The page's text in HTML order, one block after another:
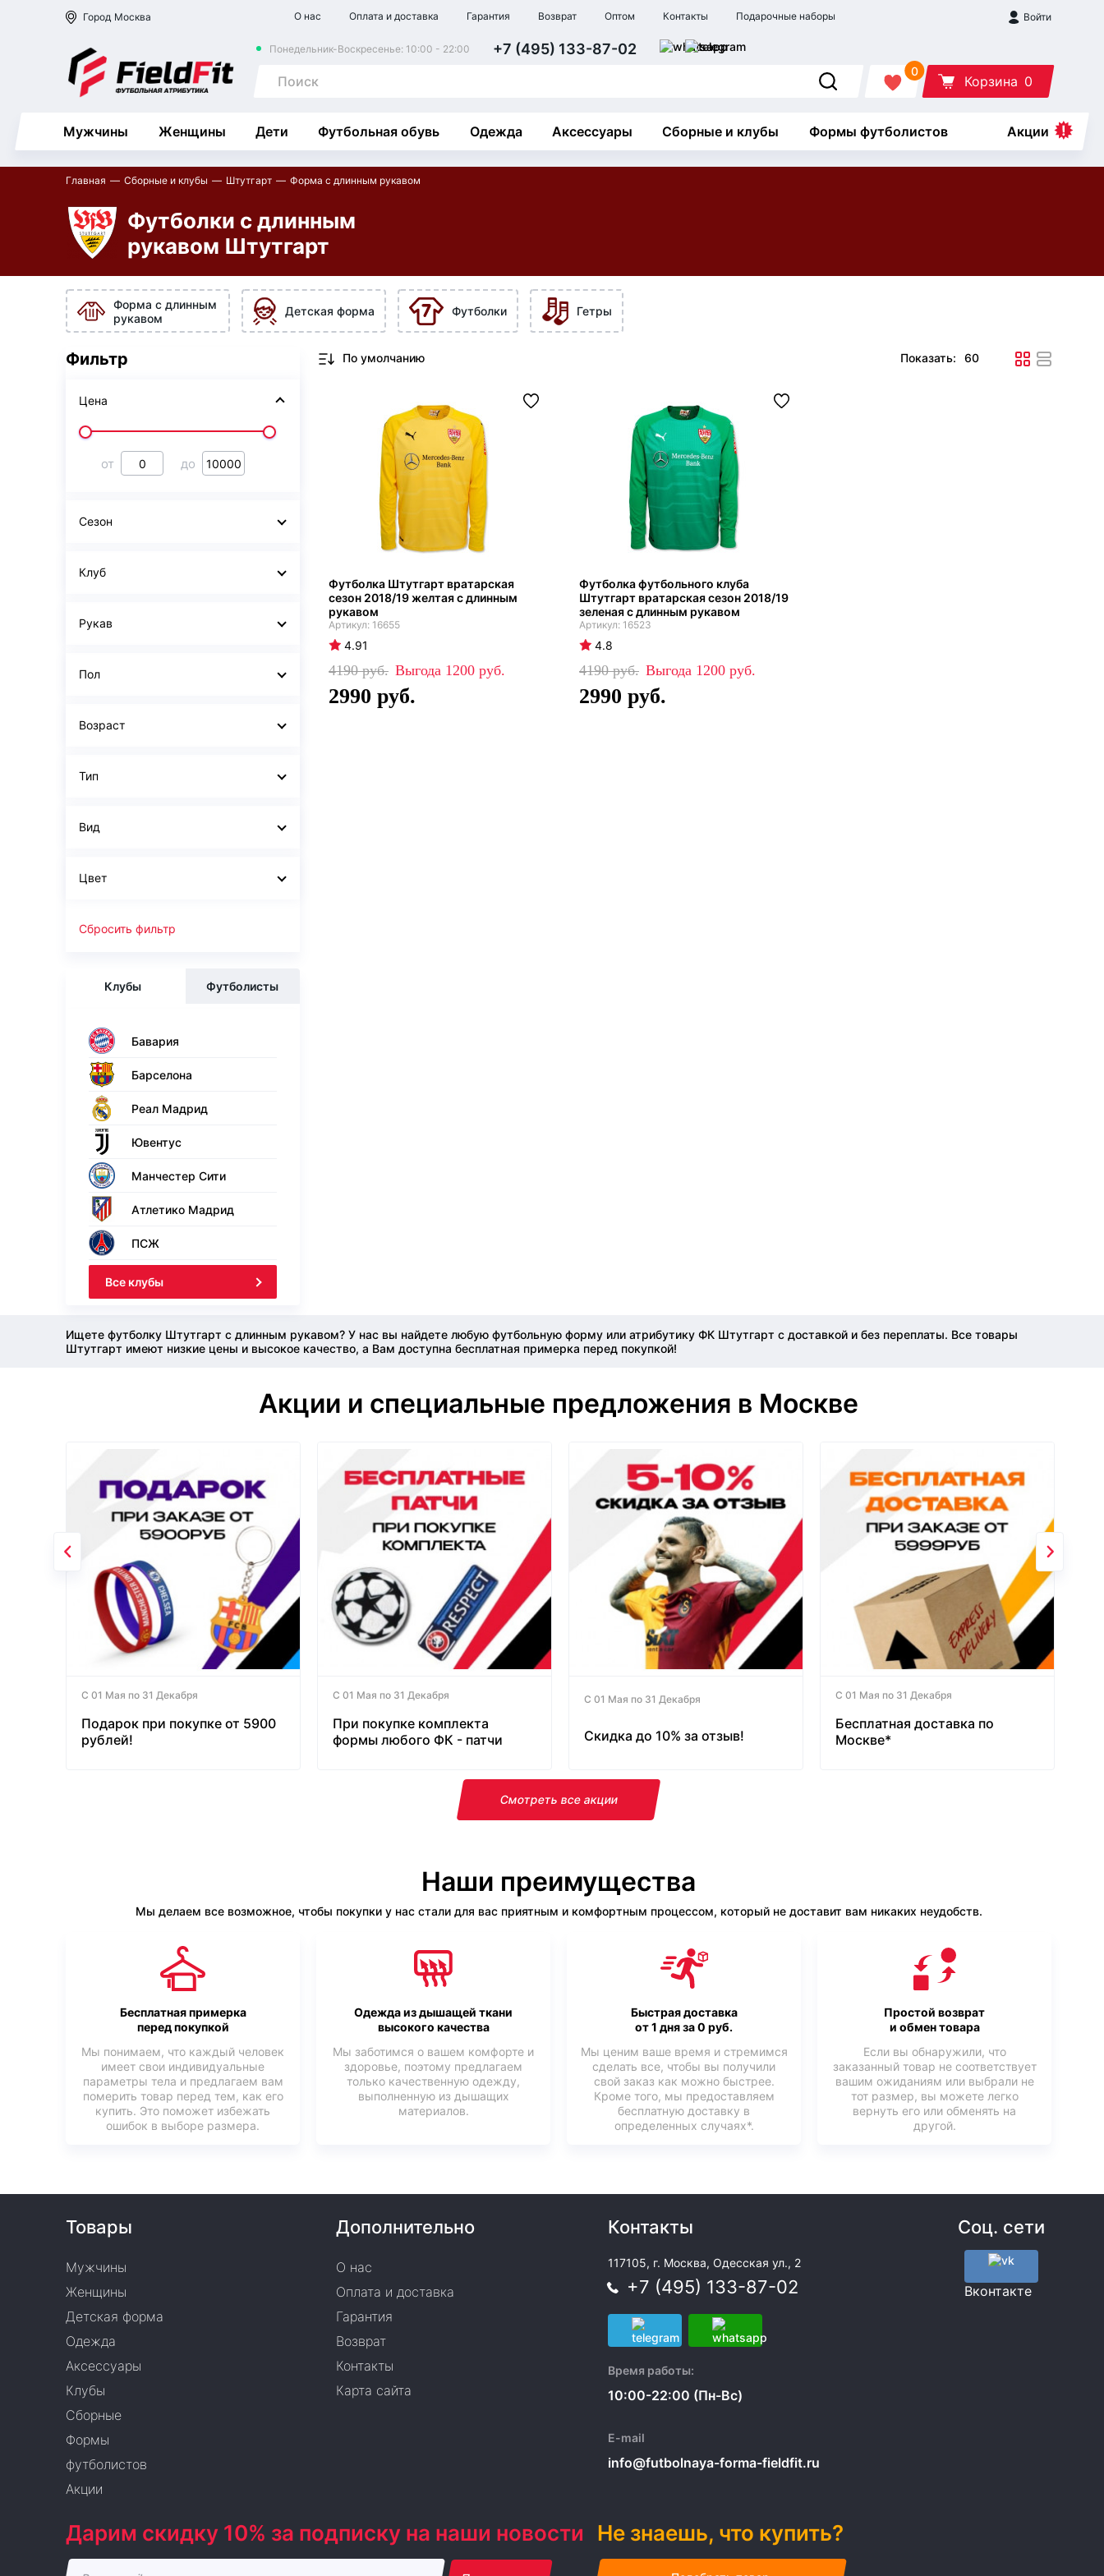
Город Москва О нас Оплата и доставка Гарантия Возврат Оптом Контакты Подарочные наборы Войти
Понедельник-Воскресенье: 10:00 - 22:00 +7 (495) 133-87-02
0
Корзина 0
Мужчины Женщины Дети Футбольная обувь Одежда Аксессуары Сборные и клубы Формы футболистов Акции
Главная Сборные и клубы Штутгарт Форма с длинным рукавом
Футболки с длинным
рукавом Штутгарт
Форма с длинным
рукавом
Детская форма Футболки Гетры
Фильтр
Цена
от до
Сезон
Клуб
Рукав
Пол
Возраст
Тип
Вид
Цвет
Сбросить фильтр
Клубы Футболисты
Бавария
Барселона
Реал Мадрид
Ювентус
Манчестер Сити
Атлетико Мадрид
ПСЖ
Все клубы
Показать:
Футболка Штутгарт вратарская
сезон 2018/19 желтая с длинным
рукавом
16655
4.91
4190 1200
2990
Футболка футбольного клуба
Штутгарт вратарская сезон 2018/19
зеленая с длинным рукавом
16523
4.8
4190 1200
2990
Ищете футболку Штутгарт с длинным рукавом? У нас вы найдете любую футбольную форму или атрибутику ФК Штутгарт с доставкой и без переплаты. Все товары
Штутгарт имеют низкие цены и высокое качество, а Вам доступна бесплатная примерка перед покупкой!
Акции и специальные предложения в Москве
С 01 Мая по 31 Декабря
Подарок при покупке от 5900
рублей!
С 01 Мая по 31 Декабря
При покупке комплекта
формы любого ФК - патчи
С 01 Мая по 31 Декабря
Скидка до 10% за отзыв!
С 01 Мая по 31 Декабря
Бесплатная доставка по
Москве*
Смотреть все акции
Наши преимущества
Мы делаем все возможное, чтобы покупки у нас стали для вас приятным и комфортным процессом, который не доставит вам никаких неудобств.
Бесплатная примерка
перед покупкой
Мы понимаем, что каждый человек
имеет свои индивидуальные
параметры тела и предлагаем вам
померить товар перед тем, как его
купить. Это поможет избежать
ошибок в выборе размера.
Одежда из дышащей ткани
высокого качества
Мы заботимся о вашем комфорте и
здоровье, поэтому предлагаем
только качественную одежду,
выполненную из дышащих
материалов.
Быстрая доставка
от 1 дня за 0 руб.
Мы ценим ваше время и стремимся
сделать все, чтобы вы получили
свой заказ как можно быстрее.
Кроме того, мы предоставляем
бесплатную доставку в
определенных случаях*.
Простой возврат
и обмен товара
Если вы обнаружили, что
заказанный товар не соответствует
вашим ожиданиям или выбрали не
тот размер, вы можете легко
вернуть его или обменять на
другой.
Товары
Мужчины
Женщины
Детская форма
Одежда
Аксессуары
Клубы
Сборные
Формы
футболистов
Акции
Дополнительно
О нас
Оплата и доставка
Гарантия
Возврат
Контакты
Карта сайта
Контакты
117105, г. Москва, Одесская ул., 2
+7 (495) 133-87-02
Время работы:
10:00-22:00 (Пн-Вс)
E-mail
info@futbolnaya-forma-fieldfit.ru
Соц. сети
Вконтакте
Дарим скидку 10% за подписку на наши новости Не знаешь, что купить?